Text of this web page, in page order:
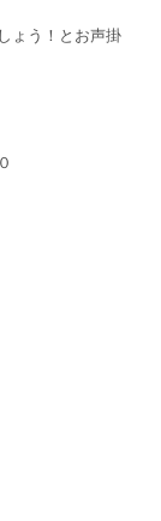
ょう！とお声掛